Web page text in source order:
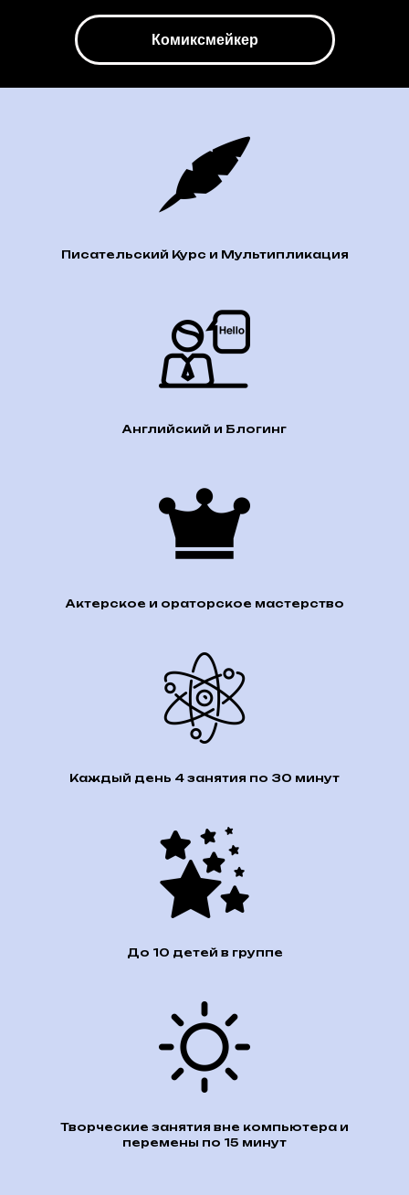
Комиксмейкер
Писательский Курс и Мультипликация
Английский и Блогинг
Актерское и ораторское мастерство
Каждый день 4 занятия по 30 минут
До 10 детей в группе
Творческие занятия вне компьютера и
перемены по 15 минут